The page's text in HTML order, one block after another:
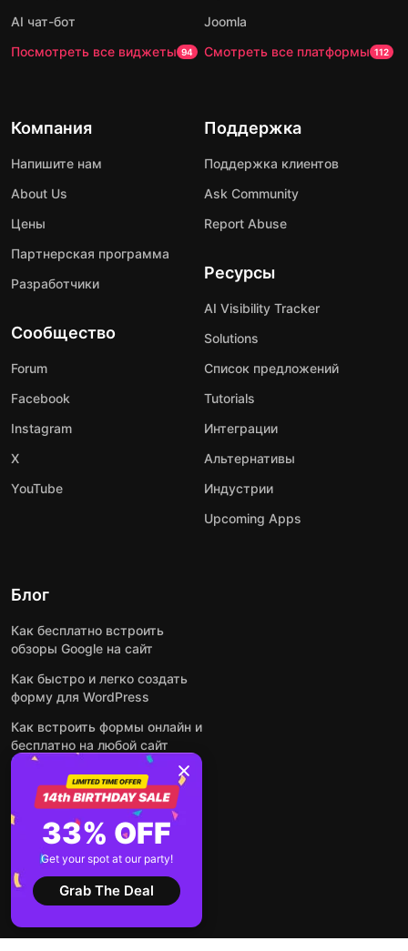
AI чат-бот
Посмотреть все виджеты 94
Joomla
Смотреть все платформы 112
Компания
Напишите нам
About Us
Цены
Партнерская программа
Разработчики
Сообщество
Forum
Facebook
Instagram
X
YouTube
Поддержка
Поддержка клиентов
Ask Community
Report Abuse
Ресурсы
AI Visibility Tracker
Solutions
Список предложений
Tutorials
Интеграции
Альтернативы
Индустрии
Upcoming Apps
Блог
Как бесплатно встроить
обзоры Google на сайт
Как быстро и легко создать
форму для WordPress
Как встроить формы онлайн и
бесплатно на любой сайт
Как встроить ленту Instagram
на сайт
Как добавить чат-бота на
основе искусственного
интеллекта на свой сайт
Посмотреть все посты
33% OFF
Get your spot at our party!
Grab The Deal